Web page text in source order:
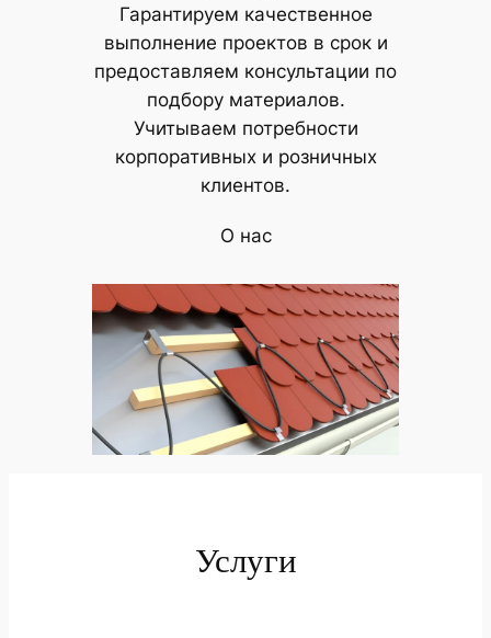
Гарантируем качественное
выполнение проектов в срок и
предоставляем консультации по
подбору материалов.
Учитываем потребности
корпоративных и розничных
клиентов.
О нас
Услуги